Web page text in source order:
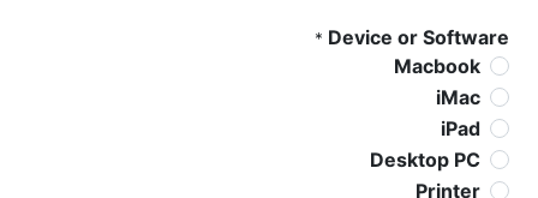
Device or Software
*
Macbook
iMac
iPad
Desktop PC
Printer